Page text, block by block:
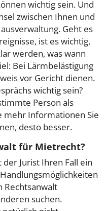
wichtig sein. Und
zwischen Ihnen und
Geht es
ist es wichtig,
werden, was wann
Bei Lärmbelästigung
vor Gericht dienen.
wichtig sein?
Person als
mehr Informationen Sie
desto besser.
für Mietrecht?
Jurist Ihren Fall ein
Rechtsanwalt
suchen.